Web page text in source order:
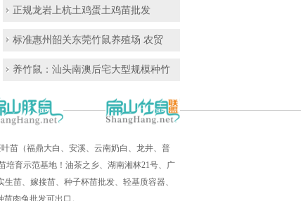
正规龙岩上杭土鸡蛋土鸡苗批发
标准惠州韶关东莞竹鼠养殖场 农贸
养竹鼠：汕头南澳后宅大型规模种竹
苗（福鼎大白、安溪、云南奶白、龙井、普
培育示范基地！油茶之乡、湖南湘林21号、广
苗、嫁接苗、种子杯苗批发、轻基质容器、
肉兔批发可出口。